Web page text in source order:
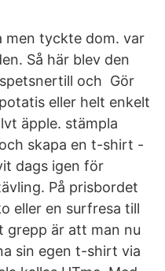
men tyckte dom. var
Så här blev den
och Gör
eller helt enkelt
äpple. stämpla
skapa en t-shirt -
dags igen för
På prisbordet
eller en surfresa till
är att man nu
sin egen t-shirt via